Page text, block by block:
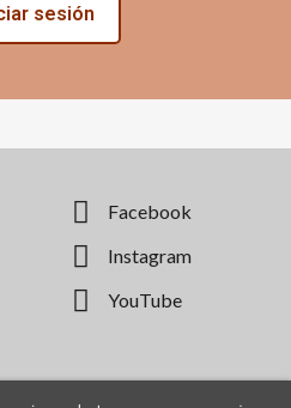
sesión
Facebook
Instagram
YouTube